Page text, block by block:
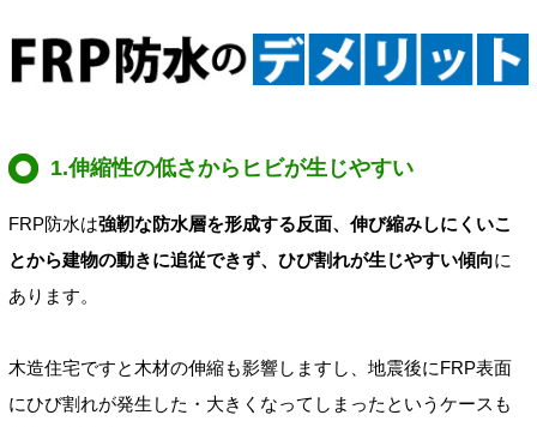
1.伸縮性の低さからヒビが生じやすい
FRP防水は強靭な防水層を形成する反面、伸び縮みしにくいこ
とから建物の動きに追従できず、ひび割れが生じやすい傾向に
あります。
木造住宅ですと木材の伸縮も影響しますし、地震後にFRP表面
にひび割れが発生した・大きくなってしまったというケースも